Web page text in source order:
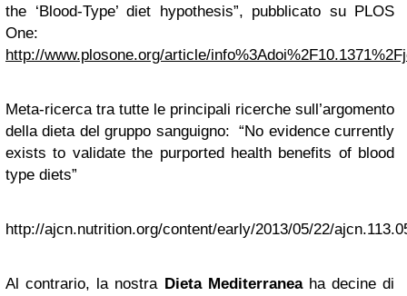
the ‘Blood-Type’ diet hypothesis”, pubblicato su PLOS
One:
http://www.plosone.org/article/
Meta-ricerca tra tutte le principali ricerche sull’argomento
della dieta del gruppo sanguigno: “No evidence currently
exists to validate the purported health benefits of blood
type diets”
http://ajcn.nutrition.org/content/early/2013/05/22/
Al contrario, la nostra Dieta Mediterraneaha decine di